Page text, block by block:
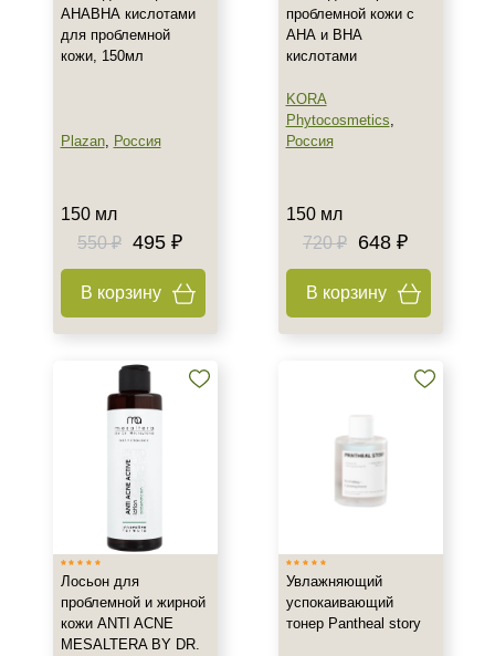
АНАВНА кислотами
для проблемной
кожи, 150мл
Plazan, Россия
150 мл
550 ₽ 495 ₽
В корзину
проблемной кожи с
АНА и ВНА
кислотами
KORA
Phytocosmetics,
Россия
150 мл
720 ₽
648 ₽
В корзину
Лосьон для
проблемной и жирной
кожи ANTI ACNE
MESALTERA BY DR.
Увлажняющий
успокаивающий
тонер Pantheal story